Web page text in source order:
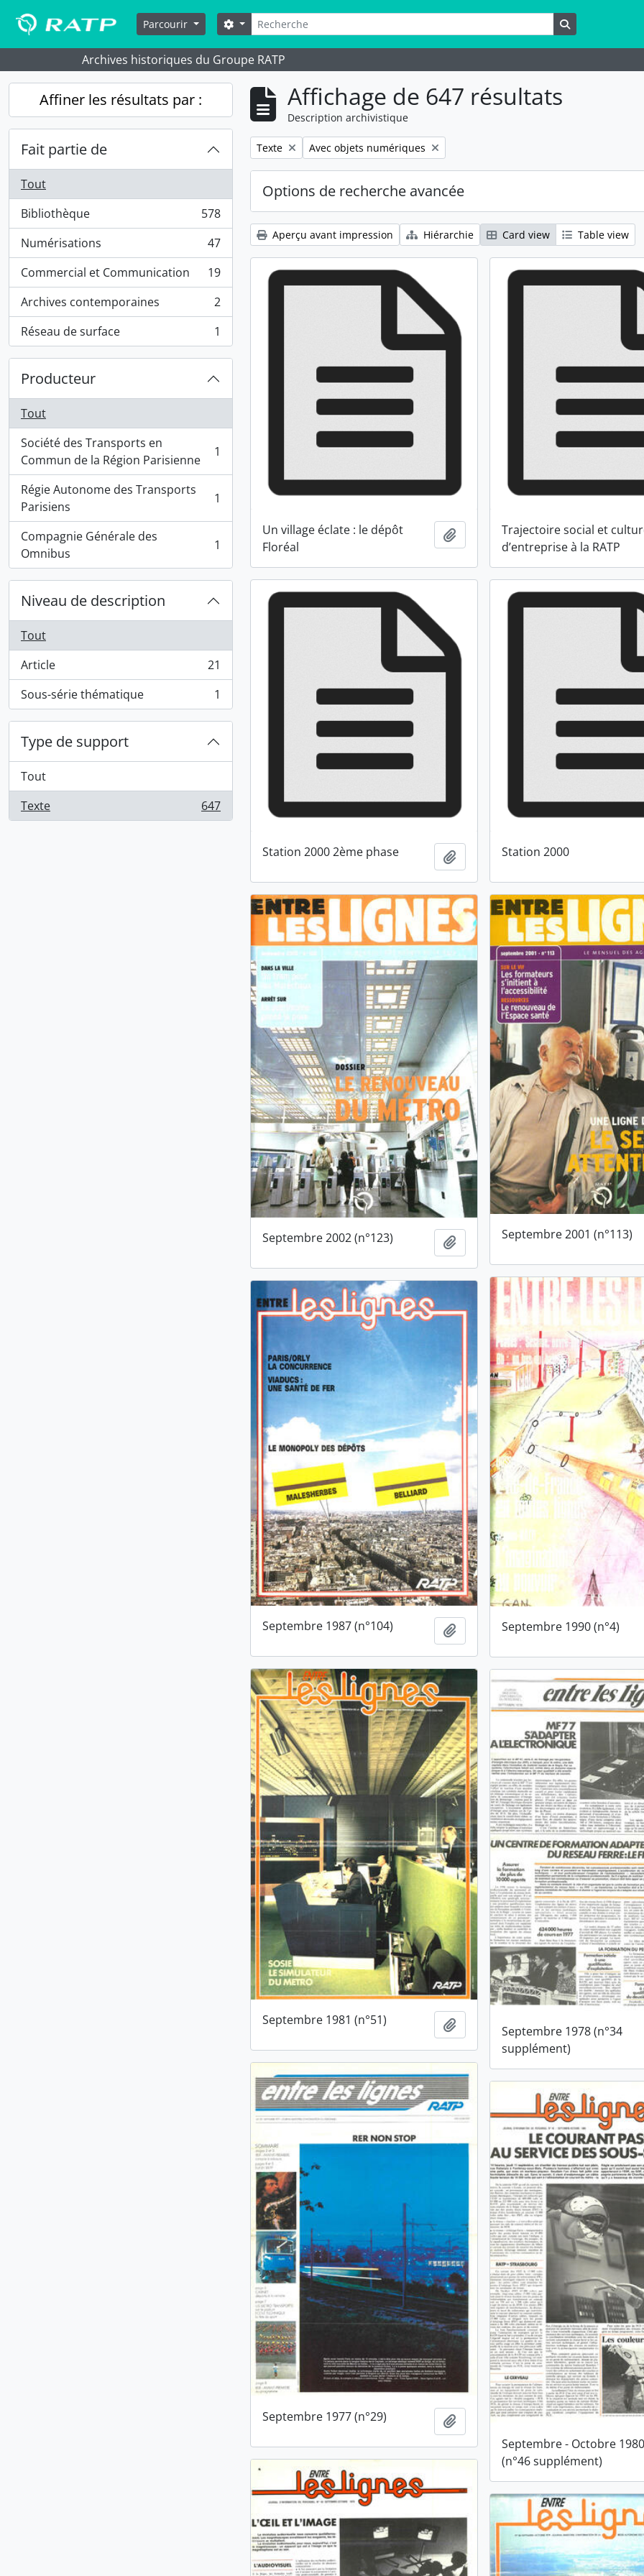
Skip to main content
Parcourir
Rechercher
Options de recherche Rechercher
Archives historiques du Groupe RATP
Affiner les résultats par :
Fait partie de
Tout
Bibliothèque
, 578 résultats
578
Numérisations
, 47 résultats
47
Commercial et Communication
, 19 résultats
19
Archives contemporaines
, 2 résultats
2
Réseau de surface
, 1 résultats 1
Producteur
Tout
Société des Transports en
Commun de la Région Parisienne
, 1 résultats 1
Régie Autonome des Transports
Parisiens
, 1 résultats 1
Compagnie Générale des
Omnibus
, 1 résultats 1
Niveau de description
Tout
Article
, 21 résultats
21
Sous-série thématique
, 1 résultats 1
Type de support
Tout
Texte
, 647 résultats 647
Affichage de 647 résultats
Description archivistique
Remove filter:
Texte Remove filter:
Avec objets numériques
Options de recherche avancée
Aperçu avant impression Hiérarchie Card view Table view
Un village éclate : le dépôt
Floréal
Ajouter au presse-papier
Trajectoire social et
d’entreprise à la RATP
Station 2000 2ème phase Ajouter au presse-papier
Station 2000
Septembre 2002 (n°123) Ajouter au presse-papier
Septembre 2001 (n°113)
Septembre 1990 (n°4)
Septembre 1987 (n°104) Ajouter au presse-papier
Septembre 1981 (n°51) Ajouter au presse-papier
Septembre 1978 (n°34
supplément)
Septembre 1977 (n°29)
Ajouter au presse-papier
Septembre - Octobre 1980
(n°46 supplément)